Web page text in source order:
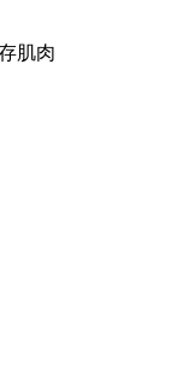
肌肉